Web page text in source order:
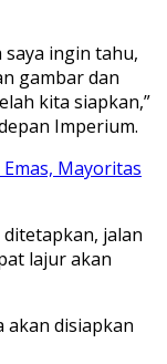
saya ingin tahu,
gambar dan
kita siapkan,”
Imperium.
Mayoritas
ditetapkan, jalan
lajur akan
akan disiapkan